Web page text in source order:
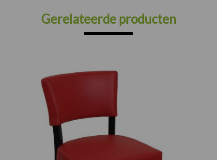
Gerelateerde producten